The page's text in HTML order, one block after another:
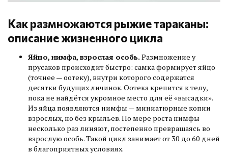
Как размножаются рыжие тараканы:
описание жизненного цикла
Яйцо, нимфа, взрослая особь.Размножение у
прусаков происходит быстро: самка формирует яйцо
(точнее — оотеку), внутри которого содержатся
десятки будущих личинок. Оотека крепится к телу,
пока не найдётся укромное место для её «высадки».
Из яйца появляются нимфы — миниатюрные копии
взрослых, но без крыльев. По мере роста нимфы
несколько раз линяют, постепенно превращаясь во
взрослую особь. Такой цикл занимает от 30 до 60 дней
в благоприятных условиях.